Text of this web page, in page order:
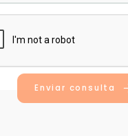
Enviar consulta